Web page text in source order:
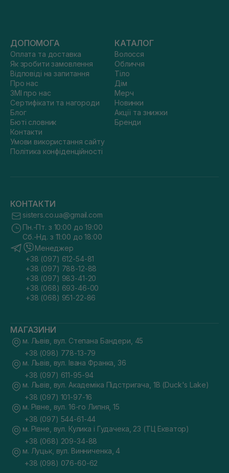
ДОПОМОГА
Оплата та доставка
Як зробити замовлення
Відповіді на запитання
Про нас
ЗМІ про нас
Сертифікати та нагороди
Блог
Бюті словник
Контакти
Умови використання сайту
Політика конфіденційності
КАТАЛОГ
Волосся
Обличчя
Тіло
Дім
Мерч
Новинки
Акції та знижки
Бренди
КОНТАКТИ
sisters.co.ua@gmail.com
Пн.-Пт. з 10:00 до 19:00
Сб.-Нд. з 11:00 до 18:00
Менеджер
+38 (097) 612-54-81
+38 (097) 788-12-88
+38 (097) 983-41-20
+38 (068) 693-46-00
+38 (068) 951-22-86
МАГАЗИНИ
м. Львів, вул. Степана Бандери, 45
+38 (098) 778-13-79
м. Львів, вул. Івана Франка, 36
+38 (097) 611-95-94
м. Львів, вул. Академіка Підстригача, 1В (Duck's Lake)
+38 (097) 101-97-16
м. Рівне, вул. 16-го Липня, 15
+38 (097) 544-61-44
м. Рівне, вул. Кулика і Гудачека, 23 (ТЦ Екватор)
+38 (068) 209-34-88
м. Луцьк, вул. Винниченка, 4
+38 (098) 076-60-62